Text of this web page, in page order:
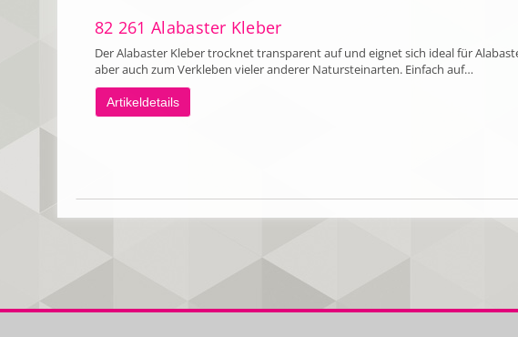
82 261 Alabaster Kleber
Der Alabaster Kleber trocknet transparent auf und eignet sich ideal für
aber auch zum Verkleben vieler anderer Natursteinarten. Einfach auf…
Artikeldetails